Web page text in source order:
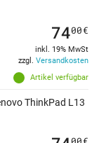
Artikel verfügbar
7400€
inkl. 19% MwSt
zzgl. Versandkosten
ThinkPad L13
00€